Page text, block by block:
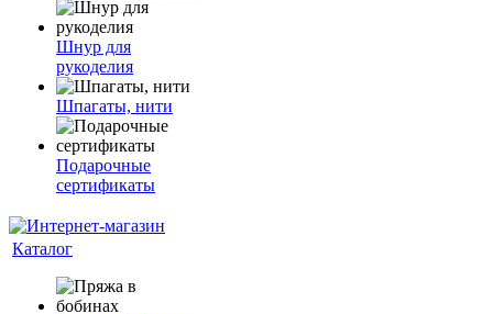
Шнур для
рукоделия
Шпагаты, нити
Подарочные
сертификаты
Каталог